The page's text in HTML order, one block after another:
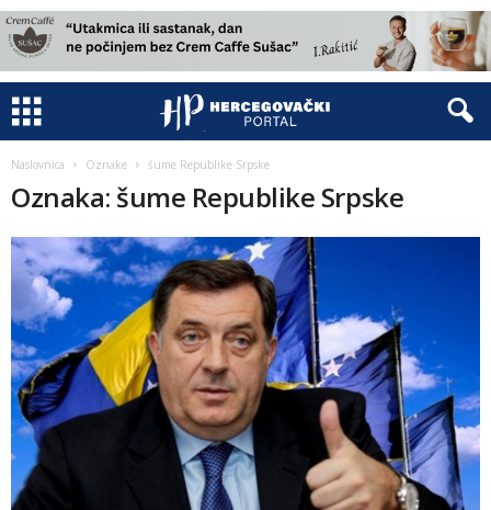
Naslovnica Oznake šume Republike Srpske
Oznaka: šume Republike Srpske